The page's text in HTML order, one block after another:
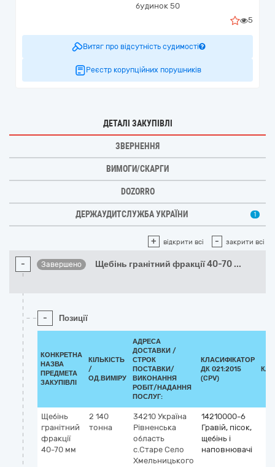
будинок 50
5
Витяг про відсутність судимості
Реєстр корупційних порушників
ДЕТАЛІ ЗАКУПІВЛІ
ЗВЕРНЕННЯ
ВИМОГИ/СКАРГИ
DOZORRO
ДЕРЖАУДИТСЛУЖБА УКРАЇНИ 1
+ відкрити всі - закрити всі
- Завершено Щебінь гранітний фракції 40-70 ...
- Позиції
КОНКРЕТНА
НАЗВА
ПРЕДМЕТА
ЗАКУПІВЛІ
КІЛЬКІСТЬ
/
ОД.ВИМІРУ
АДРЕСА
ДОСТАВКИ /
СТРОК
ПОСТАВКИ/
ВИКОНАННЯ
РОБІТ/НАДАННЯ
ПОСЛУГ:
КЛАСИФІКАТОР
ДК 021:2015
(CPV)
Щебінь
гранітний
фракції
40-70 мм
2 140
тонна
34210 Україна
Рівненська
область
с.Старе Село
Хмельницького
14210000-6
Гравій, пісок,
щебінь і
наповнювачі